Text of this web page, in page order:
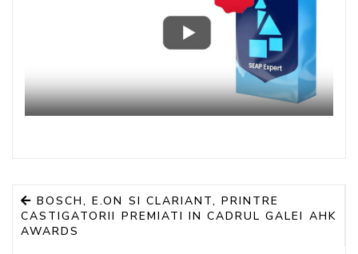
BOSCH, E.ON SI CLARIANT, PRINTRE
CASTIGATORII PREMIATI IN CADRUL GALEI AHK
AWARDS